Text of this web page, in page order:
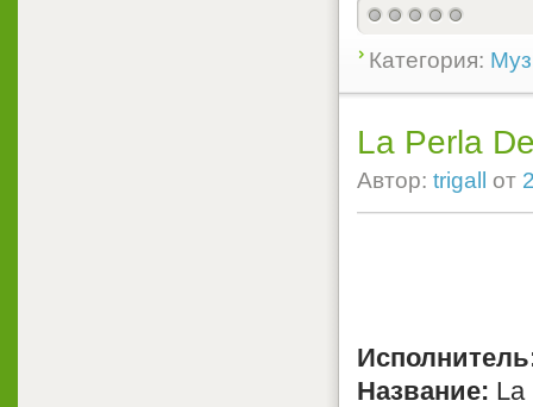
Категория:
La Perla
Автор: trigall от
Название: La